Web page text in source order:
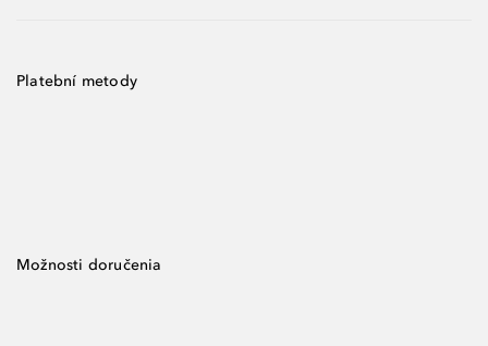
Platební metody
Možnosti doručenia